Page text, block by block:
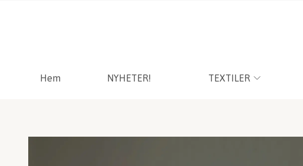
Hem NYHETER! TEXTILER